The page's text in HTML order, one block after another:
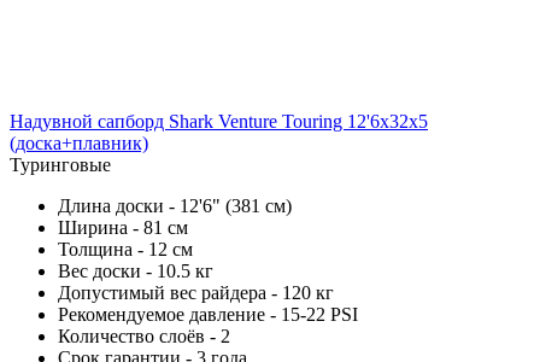
Надувной сапборд Shark Venture Touring 12'6x32x5
(доска+плавник)
Туринговые
Длина доски - 12'6" (381 см)
Ширина - 81 см
Толщина - 12 см
Вес доски - 10.5 кг
Допустимый вес райдера - 120 кг
Рекомендуемое давление - 15-22 PSI
Количество слоёв - 2
Срок гарантии - 3 года